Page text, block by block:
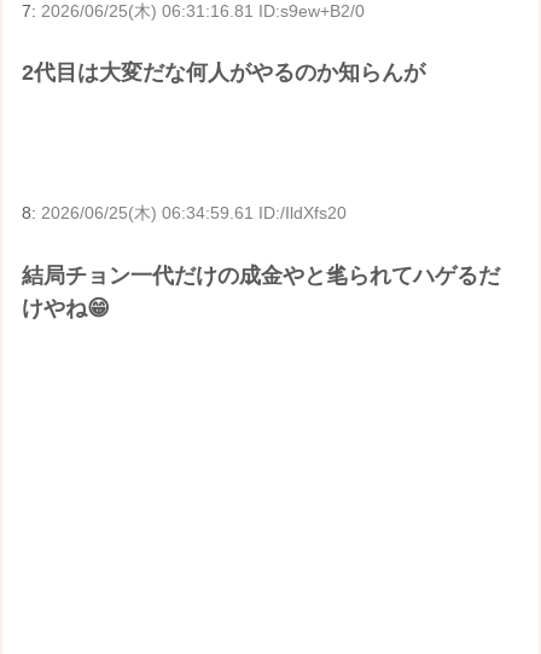
7: 2026/06/25(木) 06:31:16.81 ID:s9ew+B2/0
2代目は大変だな何人がやるのか知らんが
8:2026/06/25(木) 06:34:59.61 ID:/IldXfs20
結局チョン一代だけの成金やと毟られてハゲるだ
けやね😁